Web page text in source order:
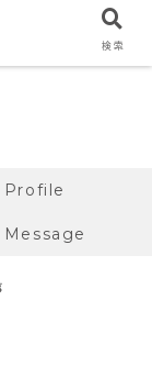
Profile
Message
検索